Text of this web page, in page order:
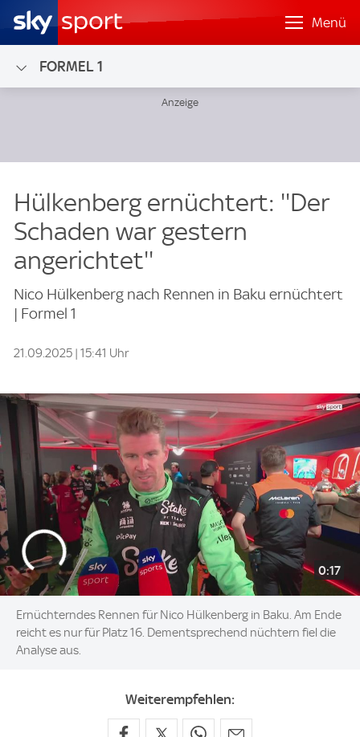
Menü
FORMEL 1
Hülkenberg ernüchtert: ''Der
Schaden war gestern
angerichtet''
Nico Hülkenberg nach Rennen in Baku ernüchtert
| Formel 1
21.09.2025 | 15:41 Uhr
0:17
Ernüchterndes Rennen für Nico Hülkenberg in Baku. Am Ende
reicht es nur für Platz 16. Dementsprechend nüchtern fiel die
Analyse aus.
Weiterempfehlen: